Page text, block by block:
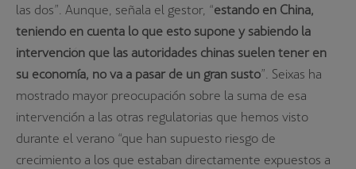
las dos”. Aunque, señala el gestor, “estando en China,
teniendo en cuenta lo que esto supone y sabiendo la
intervención que las autoridades chinas suelen tener en
su economía, no va a pasar de un gran susto”. Seixas ha
mostrado mayor preocupación sobre la suma de esa
intervención a las otras regulatorias que hemos visto
durante el verano “que han supuesto riesgo de
crecimiento a los que estaban directamente expuestos a